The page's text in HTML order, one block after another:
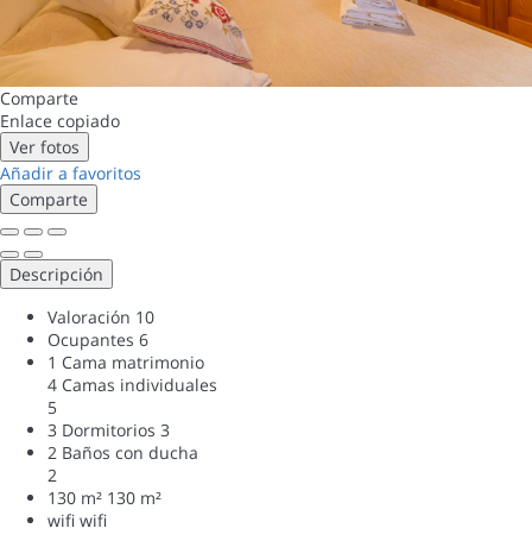
Comparte
Enlace copiado
Ver fotos
Añadir a favoritos
Comparte
Descripción
Valoración 10
Ocupantes 6
1 Cama matrimonio
4 Camas individuales
5
3 Dormitorios 3
2 Baños con ducha
2
130 m² 130 m²
wifi wifi